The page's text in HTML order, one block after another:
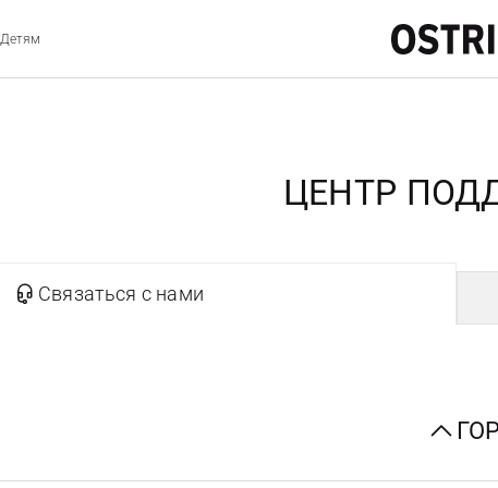
Детям
ЦЕНТР
Связаться с нами